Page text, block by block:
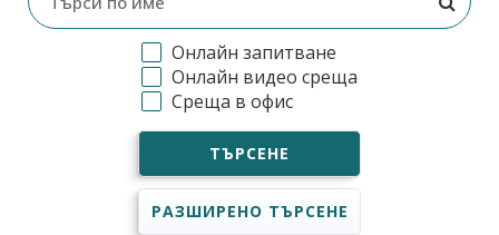
Онлайн запитване
Онлайн видео среща
Среща в офис
ТЪРСЕНЕ
РАЗШИРЕНО ТЪРСЕНЕ